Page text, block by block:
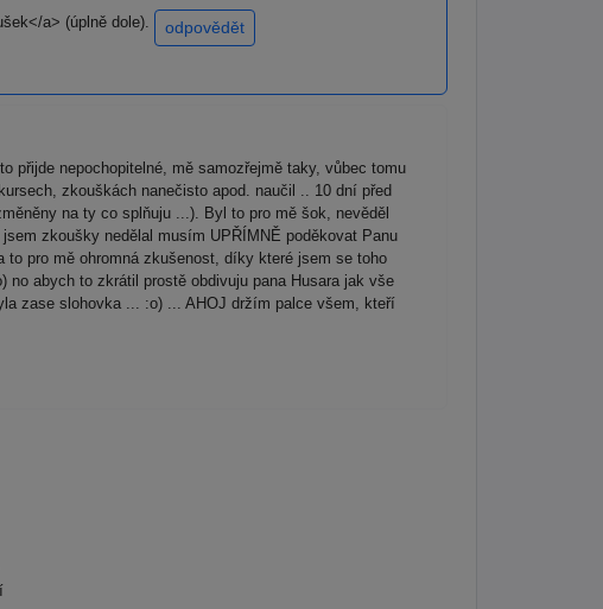
a> (úplně dole). odpovědět
nepochopitelné, mě samozřejmě taky, vůbec tomu
zkouškách nanečisto apod. naučil .. 10 dní před
na ty co splňuju ...). Byl to pro mě šok, nevěděl
zkoušky nedělal musím UPŘÍMNĚ poděkovat Panu
pro mě ohromná zkušenost, díky které jsem se toho
abych to zkrátil prostě obdivuju pana Husara jak vše
zase slohovka ... :o) ... AHOJ držím palce všem, kteří